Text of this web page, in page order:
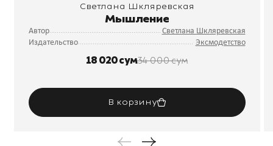
Светлана Шкляревская
Мышление
Автор
Светлана Шкляревская
Издательство
Эксмодетство
18 020 сум34 000 сум
В корзину